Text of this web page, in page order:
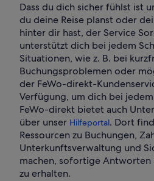
Dass du dich sicher fühlst ist
du deine Reise planst oder
hinter dir hast, der Service
unterstützt dich bei jedem
Situationen, wie z. B. bei
Buchungsproblemen oder
der FeWo-direkt-
Verfügung, um dich bei
FeWo-direkt bietet auch
über unser Hilfeportal. Dort
Ressourcen zu Buchungen,
Unterkunftsverwaltung und
machen, sofortige Antworten
zu erhalten.